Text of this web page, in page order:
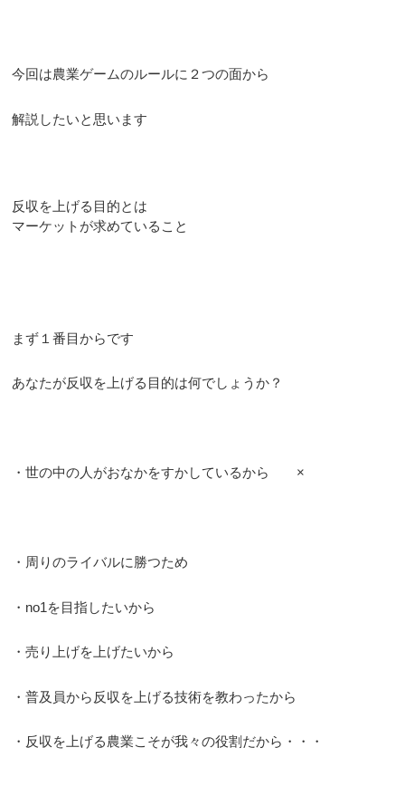
今回は農業ゲームのルールに２つの面から
解説したいと思います
反収を上げる目的とは
マーケットが求めていること
まず１番目からです
あなたが反収を上げる目的は何でしょうか？
・世の中の人がおなかをすかしているから ×
・周りのライバルに勝つため
・no1を目指したいから
・売り上げを上げたいから
・普及員から反収を上げる技術を教わったから
・反収を上げる農業こそが我々の役割だから・・・